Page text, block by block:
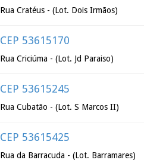
Rua Cratéus - (Lot. Dois Irmãos)
CEP 53615170
Rua Criciúma - (Lot. Jd Paraiso)
CEP 53615245
Rua Cubatão - (Lot. S Marcos II)
CEP 53615425
Rua da Barracuda - (Lot. Barramares)